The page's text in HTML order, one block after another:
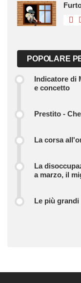
POPOLARE
Indicatore di
e concetto
Prestito -
La corsa
La
a marzo, il
Le più grandi